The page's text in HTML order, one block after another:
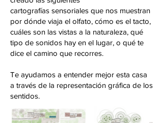
cartografías sensoriales que nos muestran
por dónde viaja el olfato, cómo es el tacto,
cuáles son las vistas a la naturaleza, qué
tipo de sonidos hay en el lugar, o qué te
dice el camino que recorres.
Te ayudamos a entender mejor esta casa
a través de la representación gráfica de los
sentidos.